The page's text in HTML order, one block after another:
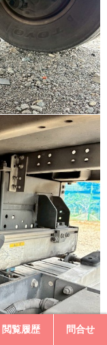
閲覧履歴 問合せ